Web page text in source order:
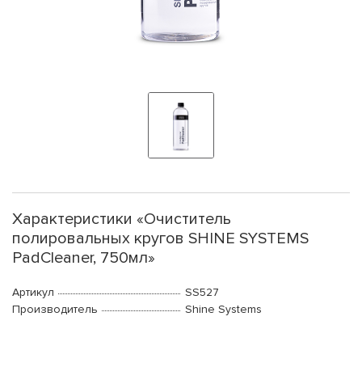
Характеристики «Очиститель
полировальных кругов SHINE SYSTEMS
PadCleaner, 750мл»
Артикул
SS527
Производитель
Shine Systems